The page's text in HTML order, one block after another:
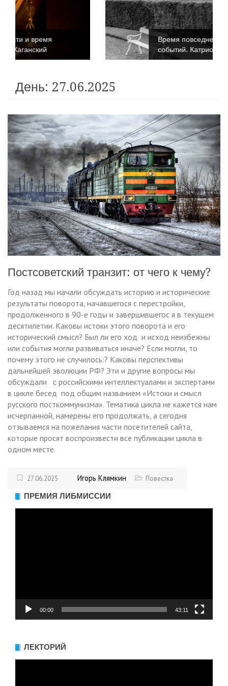
Время повседневности и время
событий. Катриона Келли
День: 27.06.2025
Постсоветский транзит: от чего к чему?
Год назад мы начали обсуждать историю и исторические
результаты поворота, начавшегося с перестройки,
продолженного в 90-е годы и завершившегос я в текущем
десятилетии. Каковы истоки этого поворота и его
исторический смысл? Был ли его ход и исход неизбежны
или события могли развиваться иначе? Если могли, то
почему этого не случилось:? Каковы перспективы
дальнейшей эволюции РФ? Эти и другие вопросы мы
обсуждали с российскими интеллектуалами и экспертами
в цикле бесед под общим названием «Истоки и смысл
русского посткоммунизма». Тематика цикла не кажется нам
исчерпанной, намерены его продолжать, а сегодня
отзываемся на пожелания части посетителей сайта,
которые просят воспроизвести все публикации цикла в
одном месте.
27.06.2025 Игорь Клямкин Повестка
ПРЕМИЯ ЛИБМИССИИ
00:00 43:11
ЛЕКТОРИЙ